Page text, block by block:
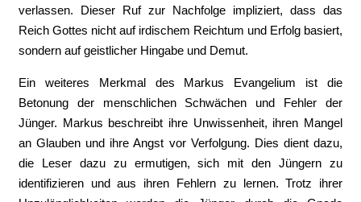
verlassen. Dieser Ruf zur Nachfolge impliziert, dass das
Reich Gottes nicht auf irdischem Reichtum und Erfolg basiert,
sondern auf geistlicher Hingabe und Demut.
Ein weiteres Merkmal des Markus Evangelium ist die
Betonung der menschlichen Schwächen und Fehler der
Jünger. Markus beschreibt ihre Unwissenheit, ihren Mangel
an Glauben und ihre Angst vor Verfolgung. Dies dient dazu,
die Leser dazu zu ermutigen, sich mit den Jüngern zu
identifizieren und aus ihren Fehlern zu lernen. Trotz ihrer